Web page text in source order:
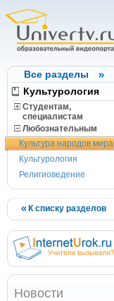
Все разделы
Культурология
Студентам,
cпециалистам
Любознательным
Культура народов мира
Культурология
Религиоведение
К списку разделов
Новости